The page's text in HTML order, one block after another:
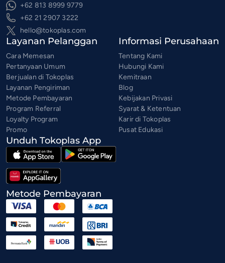
+62 813 8999 9779
+62 21 2907 3222
hello@tokoplas.com
Layanan Pelanggan
Cara Memesan
Pertanyaan Umum
Berjualan di Tokoplas
Layanan Pengiriman
Metode Pembayaran
Program Referral
Loyalty Program
Promo
Informasi Perusahaan
Tentang Kami
Hubungi Kami
Kemitraan
Blog
Kebijakan Privasi
Syarat & Ketentuan
Karir di Tokoplas
Pusat Edukasi
Unduh Tokoplas App
Metode Pembayaran